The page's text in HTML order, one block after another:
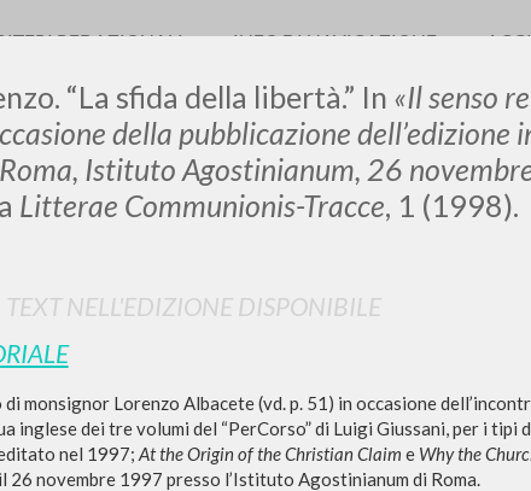
“La sfida della libertà.” In «Il senso
della pubblicazione dell’edizione
Istituto Agostinianum, 26
Litterae Communionis-Tracce, 1 (1998).
TEXT NELL'EDIZIONE DISPONIBILE
monsignor Lorenzo Albacete (vd. p. 51) in occasione
inglese dei tre volumi del “PerCorso” di Luigi Giussani, per i tipi
nel 1997; At the Origin of the Christian Claim e Why the
26 novembre 1997 presso l’Istituto Agostinianum di Roma.
scritti
REDAZIONALI INFO DI NAVIGAZIONE